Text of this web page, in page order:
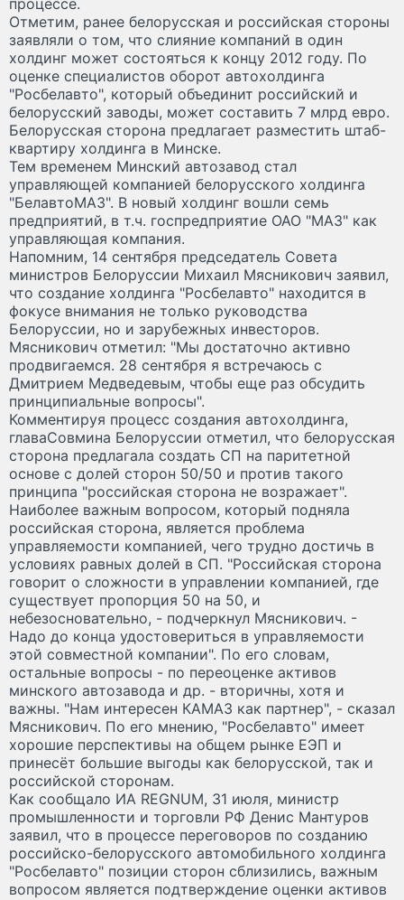
процессе.
Отметим, ранее белорусская и российская стороны
заявляли о том, что слияние компаний в один
холдинг может состояться к концу 2012 году. По
оценке специалистов оборот автохолдинга
"Росбелавто", который объединит российский и
белорусский заводы, может составить 7 млрд евро.
Белорусская сторона предлагает разместить штаб-
квартиру холдинга в Минске.
Тем временем Минский автозавод стал
управляющей компанией белорусского холдинга
"БелавтоМАЗ". В новый холдинг вошли семь
предприятий, в т.ч. госпредприятие ОАО "МАЗ" как
управляющая компания.
Напомним, 14 сентября председатель Совета
министров Белоруссии Михаил Мясникович заявил,
что создание холдинга "Росбелавто" находится в
фокусе внимания не только руководства
Белоруссии, но и зарубежных инвесторов.
Мясникович отметил: "Мы достаточно активно
продвигаемся. 28 сентября я встречаюсь с
Дмитрием Медведевым, чтобы еще раз обсудить
принципиальные вопросы".
Комментируя процесс создания автохолдинга,
главаСовмина Белоруссии отметил, что белорусская
сторона предлагала создать СП на паритетной
основе с долей сторон 50/50 и против такого
принципа "российская сторона не возражает".
Наиболее важным вопросом, который подняла
российская сторона, является проблема
управляемости компанией, чего трудно достичь в
условиях равных долей в СП. "Российская сторона
говорит о сложности в управлении компанией, где
существует пропорция 50 на 50, и
небезосновательно, - подчеркнул Мясникович. -
Надо до конца удостовериться в управляемости
этой совместной компании". По его словам,
остальные вопросы - по переоценке активов
минского автозавода и др. - вторичны, хотя и
важны. "Нам интересен КАМАЗ как партнер", - сказал
Мясникович. По его мнению, "Росбелавто" имеет
хорошие перспективы на общем рынке ЕЭП и
принесёт большие выгоды как белорусской, так и
российской сторонам.
Как сообщало ИА REGNUM, 31 июля, министр
промышленности и торговли РФ Денис Мантуров
заявил, что в процессе переговоров по созданию
российско-белорусского автомобильного холдинга
"Росбелавто" позиции сторон сблизились, важным
вопросом является подтверждение оценки активов